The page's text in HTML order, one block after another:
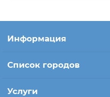
Информация
Список городов
Услуги